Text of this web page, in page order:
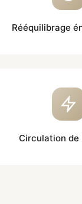
Rééquilibrage
Circulation de